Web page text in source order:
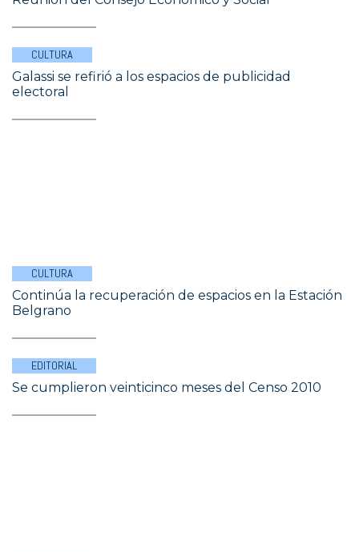
CULTURA
Galassi se refirió a los espacios de publicidad
electoral
CULTURA
Continúa la recuperación de espacios en la Estación
Belgrano
EDITORIAL
Se cumplieron veinticinco meses del Censo 2010